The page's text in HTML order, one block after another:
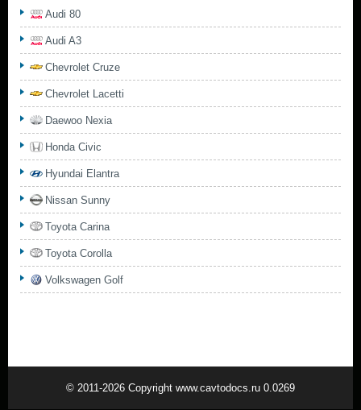
Audi 80
Audi A3
Chevrolet Cruze
Chevrolet Lacetti
Daewoo Nexia
Honda Civic
Hyundai Elantra
Nissan Sunny
Toyota Carina
Toyota Corolla
Volkswagen Golf
© 2011-2026 Copyright www.cavtodocs.ru 0.0269